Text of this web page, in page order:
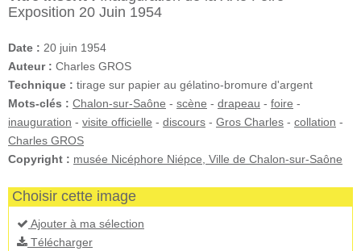
Exposition 20 Juin 1954
Date : 20 juin 1954
Auteur : Charles GROS
Technique : tirage sur papier au gélatino-bromure d'argent
Mots-clés : Chalon-sur-Saône - scène - drapeau - foire -
inauguration - visite officielle - discours - Gros Charles - collation -
Charles GROS
Copyright : musée Nicéphore Niépce, Ville de Chalon-sur-Saône
Choisir cette image
Ajouter à ma sélection
Télécharger